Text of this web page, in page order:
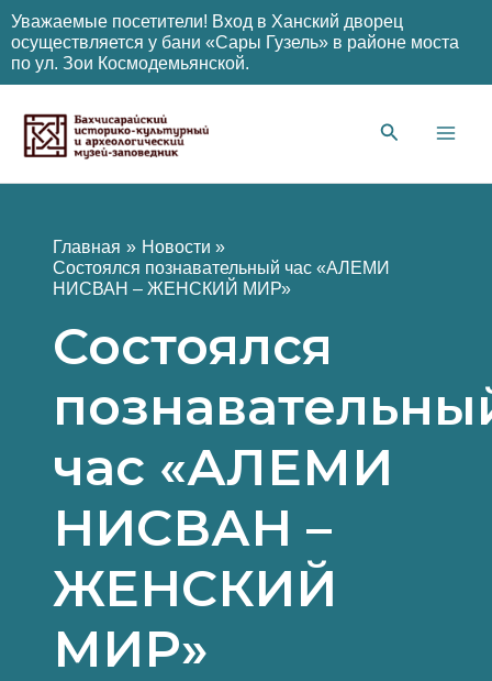
Уважаемые посетители! Вход в Ханский дворец
осуществляется у бани «Сары Гузель» в районе моста
по ул. Зои Космодемьянской.
содержимому
Главная
Новости
Состоялся познавательный час «АЛЕМИ
НИСВАН – ЖЕНСКИЙ МИР»
Состоялся
час «АЛЕМИ
НИСВАН –
ЖЕНСКИЙ
МИР»